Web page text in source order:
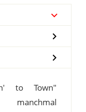
to Town"
manchmal